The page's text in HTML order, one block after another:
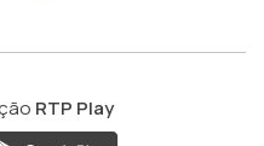
RTP Play